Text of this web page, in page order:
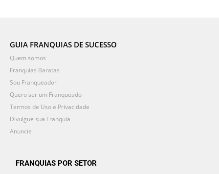
GUIA FRANQUIAS DE SUCESSO
Quem somos
Franquias Baratas
Sou Franqueador
Quero ser um Franqueado
Termos de Uso e Privacidade
Divulgue sua Franquia
Anuncie
FRANQUIAS POR SETOR